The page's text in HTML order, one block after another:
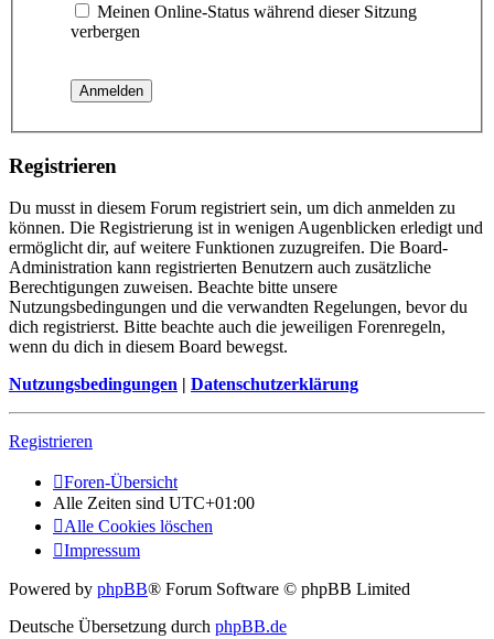
Meinen Online-Status während dieser Sitzung
verbergen
Registrieren
Du musst in diesem Forum registriert sein, um dich anmelden zu
können. Die Registrierung ist in wenigen Augenblicken erledigt und
ermöglicht dir, auf weitere Funktionen zuzugreifen. Die Board-
Administration kann registrierten Benutzern auch zusätzliche
Berechtigungen zuweisen. Beachte bitte unsere
Nutzungsbedingungen und die verwandten Regelungen, bevor du
dich registrierst. Bitte beachte auch die jeweiligen Forenregeln,
wenn du dich in diesem Board bewegst.
Nutzungsbedingungen | Datenschutzerklärung
Registrieren
Foren-Übersicht
Alle Zeiten sind UTC+01:00
Alle Cookies löschen
Impressum
Powered by phpBB® Forum Software © phpBB Limited
Deutsche Übersetzung durch phpBB.de